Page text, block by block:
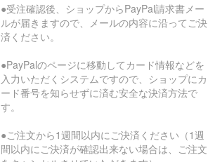
●受注確認後、ショップからPayPal請求書メー
ルが届きますので、メールの内容に沿ってご決
済ください。
●PayPalのページに移動してカード情報などを
入力いただくシステムですので、ショップにカ
ード番号を知らせずに済む安全な決済方法で
す。
●ご注文から1週間以内にご決済ください（1週
間以内にご決済が確認出来ない場合は、ご注文